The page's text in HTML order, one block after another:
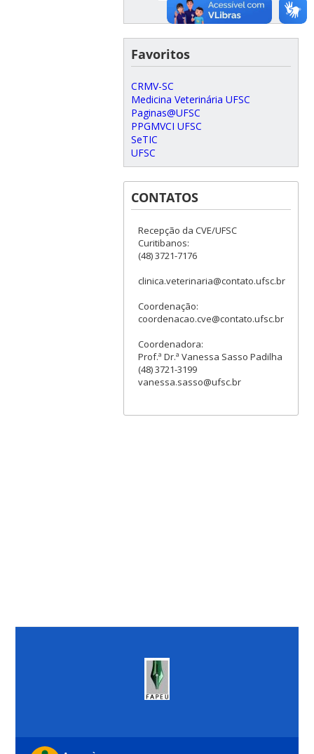
Favoritos
CRMV-SC
Medicina Veterinária UFSC
Paginas@UFSC
PPGMVCI UFSC
SeTIC
UFSC
CONTATOS
Recepção da CVE/UFSC
Curitibanos:
(48) 3721-7176
clinica.veterinaria@contato.ufsc.br
Coordenação:
coordenacao.cve@contato.ufsc.br
Coordenadora:
Prof.ª Dr.ª Vanessa Sasso Padilha
(48) 3721-3199
vanessa.sasso@ufsc.br